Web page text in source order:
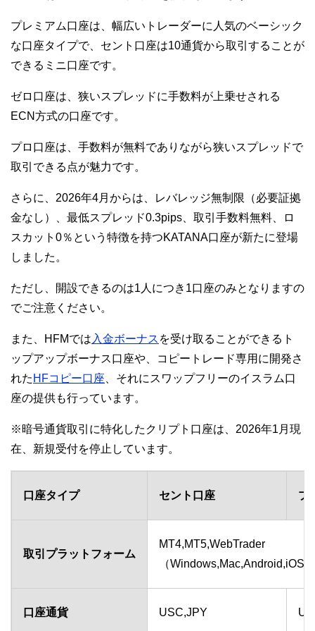
プレミアム口座は、幅広いトレーダーに人気のベーシック
な口座タイプで、セント口座は10通貨から取引することが
できるミニ口座です。
ゼロ口座は、狭いスプレッドに手数料が上乗せされる
ECN方式の口座です。
プロ口座は、手数料が無料でありながら狭いスプレッドで
取引できる点が魅力です。
さらに、2026年4月からは、レバレッジ無制限（必要証拠
金なし）、最低スプレッド0.3pips、取引手数料無料、ロ
スカット0％という特徴を持つKATANA口座が新たに登場
しました。
ただし、開設できるのは1人につき1口座のみとなりますの
でご注意ください。
また、HFMでは 入金ボーナス を受け取ることができるト
ップアップボーナス口座や、コピートレード専用に開発さ
れた HFコピー口座 、それにスワップフリーのイスラム口
座の提供も行っています。
※暗号通貨取引に特化したクリプト口座は、2026年1月現
在、新規受付を停止しています。
口座タイプ セント口座 プ
取引プラットフォーム
MT4,MT5,WebTrader
（Windows,Mac,Android,iOS
口座通貨 USC,JPY